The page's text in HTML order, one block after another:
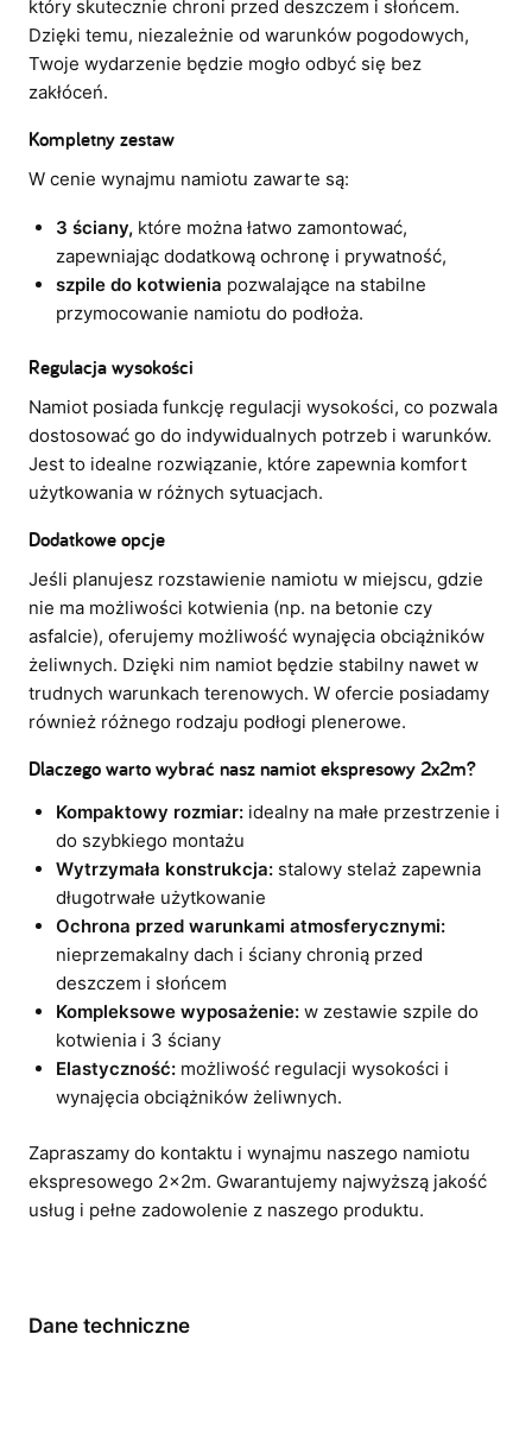
który skutecznie chroni przed deszczem i słońcem.
Dzięki temu, niezależnie od warunków pogodowych,
Twoje wydarzenie będzie mogło odbyć się bez
zakłóceń.
Kompletny zestaw
W cenie wynajmu namiotu zawarte są:
3 ściany,które można łatwo zamontować,
zapewniając dodatkową ochronę i prywatność,
szpile do kotwienia pozwalające na stabilne
przymocowanie namiotu do podłoża.
Regulacja wysokości
Namiot posiada funkcję regulacji wysokości, co pozwala
dostosować go do indywidualnych potrzeb i warunków.
Jest to idealne rozwiązanie, które zapewnia komfort
użytkowania w różnych sytuacjach.
Dodatkowe opcje
Jeśli planujesz rozstawienie namiotu w miejscu, gdzie
nie ma możliwości kotwienia (np. na betonie czy
asfalcie), oferujemy możliwość wynajęcia obciążników
żeliwnych. Dzięki nim namiot będzie stabilny nawet w
trudnych warunkach terenowych. W ofercie posiadamy
również różnego rodzaju podłogi plenerowe.
Dlaczego warto wybrać nasz namiot ekspresowy 2x2m?
Kompaktowy rozmiar:idealny na małe przestrzenie i
do szybkiego montażu
Wytrzymała konstrukcja:stalowy stelaż zapewnia
długotrwałe użytkowanie
Ochrona przed warunkami atmosferycznymi:
nieprzemakalny dach i ściany chronią przed
deszczem i słońcem
Kompleksowe wyposażenie:w zestawie szpile do
kotwienia i 3 ściany
Elastyczność:możliwość regulacji wysokości i
wynajęcia obciążników żeliwnych.
Zapraszamy do kontaktu i wynajmu naszego namiotu
ekspresowego 2x2m. Gwarantujemy najwyższą jakość
usług i pełne zadowolenie z naszego produktu.
Dane techniczne